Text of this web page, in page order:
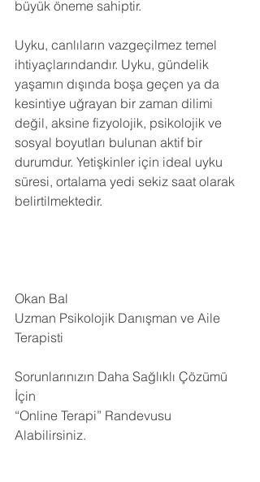
büyük öneme sahiptir.
Uyku, canlıların vazgeçilmez temel
ihtiyaçlarındandır. Uyku, gündelik
yaşamın dışında boşa geçen ya da
kesintiye uğrayan bir zaman dilimi
değil, aksine fizyolojik, psikolojik ve
sosyal boyutları bulunan aktif bir
durumdur. Yetişkinler için ideal uyku
süresi, ortalama yedi sekiz saat olarak
belirtilmektedir.
Okan Bal
Uzman Psikolojik Danışman ve Aile
Terapisti
Sorunlarınızın Daha Sağlıklı Çözümü
İçin
“Online Terapi” Randevusu
Alabilirsiniz.